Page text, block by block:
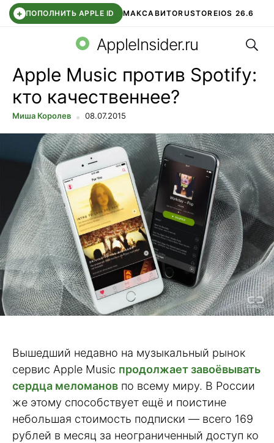
+ ПОПОЛНИТЬ APPLE ID МАКСАВИТОRUSTOREIOS 26.6
СБЕР КИДС ВТБ ОНЛАЙН ЧАТ В ROBLOX
AppleInsider.ru
Apple Music против Spotify:
кто качественнее?
Миша Королев 08.07.2015
Вышедший недавно на музыкальный рынок
сервис Apple Music продолжает завоёвывать
сердца меломанов по всему миру. В России
же этому способствует ещё и поистине
небольшая стоимость подписки — всего 169
рублей в месяц за неограниченный доступ ко